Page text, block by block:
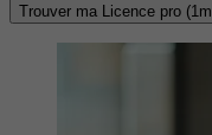
Trouver ma